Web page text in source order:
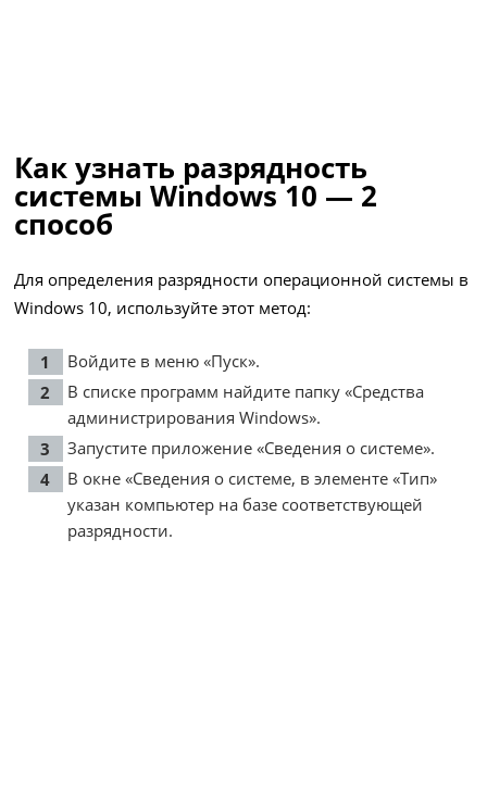
Как узнать разрядность
системы Windows 10 — 2
способ
Для определения разрядности операционной системы в
Windows 10, используйте этот метод:
Войдите в меню «Пуск».
В списке программ найдите папку «Средства
администрирования Windows».
Запустите приложение «Сведения о системе».
В окне «Сведения о системе, в элементе «Тип»
указан компьютер на базе соответствующей
разрядности.